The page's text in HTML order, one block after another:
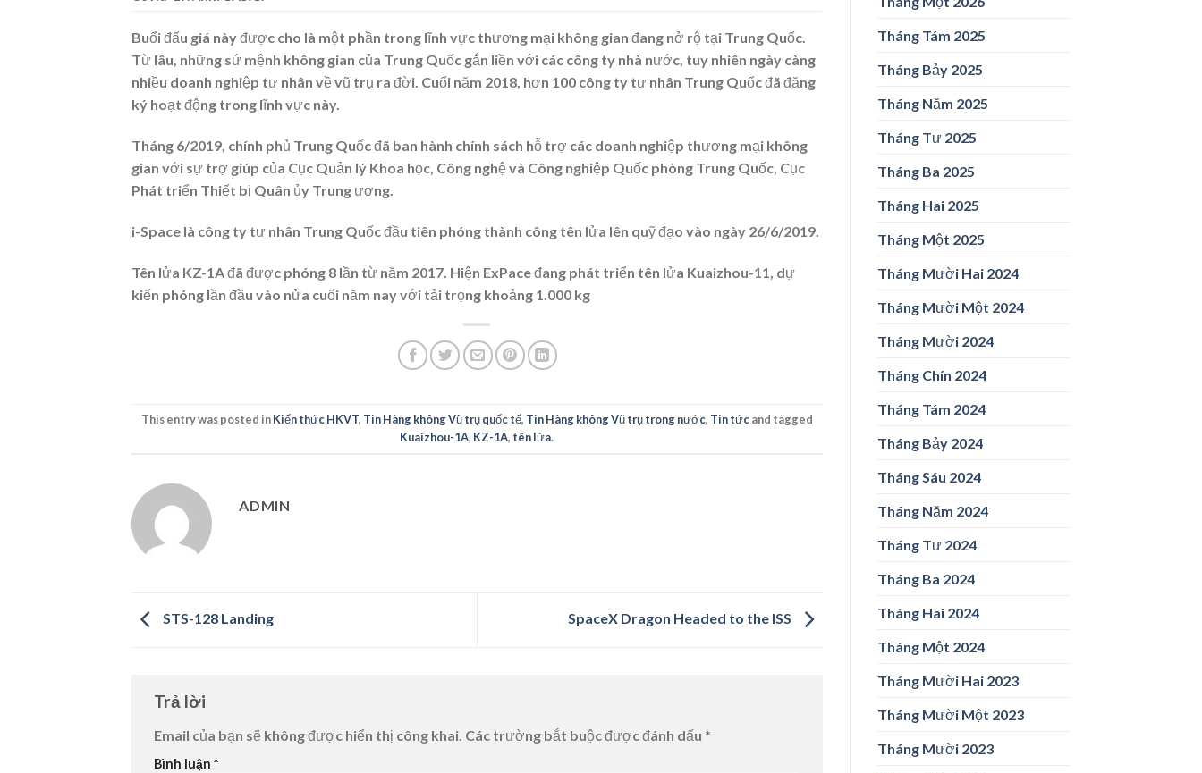
Buổi đấu giá này được cho là một phần trong lĩnh vực thương mại không gian đang nở rộ tại Trung Quốc.
Từ lâu, những sứ mệnh không gian của Trung Quốc gắn liền với các công ty nhà nước, tuy nhiên ngày càng
nhiều doanh nghiệp tư nhân về vũ trụ ra đời. Cuối năm 2018, hơn 100 công ty tư nhân Trung Quốc đã đăng
ký hoạt động trong lĩnh vực này.
Tháng 6/2019, chính phủ Trung Quốc đã ban hành chính sách hỗ trợ các doanh nghiệp thương mại không
gian với sự trợ giúp của Cục Quản lý Khoa học, Công nghệ và Công nghiệp Quốc phòng Trung Quốc, Cục
Phát triển Thiết bị Quân ủy Trung ương.
i-Space là công ty tư nhân Trung Quốc đầu tiên phóng thành công tên lửa lên quỹ đạo vào ngày 26/6/2019.
Tên lửa KZ-1A đã được phóng 8 lần từ năm 2017. Hiện ExPace đang phát triển tên lửa Kuaizhou-11, dự
kiến phóng lần đầu vào nửa cuối năm nay với tải trọng khoảng 1.000 kg
This entry was posted inKiến thức HKVT, Tin Hàng không Vũ trụ quốc tế, Tin Hàng không Vũ trụ trong nước, Tin tứcand tagged
Kuaizhou-1A, KZ-1A, tên lửa.
ADMIN
STS-128 Landing SpaceX Dragon Headed to the ISS
Trả lời
Email của bạn sẽ không được hiển thị công khai. Các trường bắt buộc được đánh dấu *
Bình luận *
Tháng Tám 2025
Tháng Bảy 2025
Tháng Năm 2025
Tháng Tư 2025
Tháng Ba 2025
Tháng Hai 2025
Tháng Một 2025
Tháng Mười Hai 2024
Tháng Mười Một 2024
Tháng Mười 2024
Tháng Chín 2024
Tháng Tám 2024
Tháng Bảy 2024
Tháng Sáu 2024
Tháng Năm 2024
Tháng Tư 2024
Tháng Ba 2024
Tháng Hai 2024
Tháng Một 2024
Tháng Mười Hai 2023
Tháng Mười Một 2023
Tháng Mười 2023